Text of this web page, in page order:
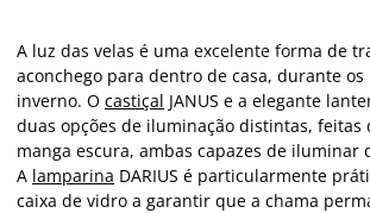
A luz das velas é uma excelente forma de
aconchego para dentro de casa, durante
inverno. O castiçal JANUS e a elegante
duas opções de iluminação distintas, feitas
manga escura, ambas capazes de iluminar
A lamparina DARIUS é particularmente
caixa de vidro a garantir que a chama